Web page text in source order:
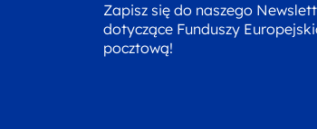
Zapisz się do naszego
dotyczące Funduszy
pocztową!